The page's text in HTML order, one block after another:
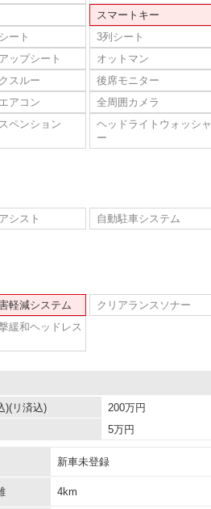
スマートキー
ート
3列シート
ップシート
オットマン
スルー
後席モニター
アコン
全周囲カメラ
ペンション
ヘッドライトウォッシャ
ー
シスト
自動駐車システム
軽減システム
クリアランスソナー
緩和ヘッドレス
)(リ済込) 200万円
5万円
新車未登録
4km